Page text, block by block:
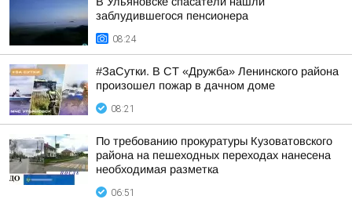
заблудившегося пенсионера
08:24
#ЗаСутки. В СТ «Дружба» Ленинского района
произошел пожар в дачном доме
08:21
По требованию прокуратуры Кузоватовского
района на пешеходных переходах нанесена
необходимая разметка
06:51